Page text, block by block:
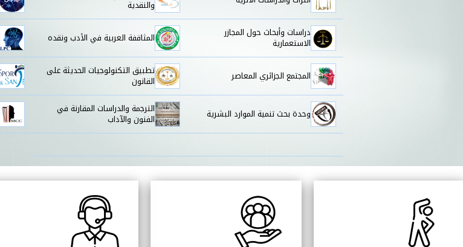
والنقدية
دراسات وأبحاث حول المجازر
الاستعمارية المثاقفة العربية في الأدب ونقده
المجتمع الجزائري المعاصر تطبيق التكنولوجيات الحديثة على
القانون
وحدة بحث تنمية الموارد البشرية الترجمة والدراسات المقارنة في
الفنون والآداب